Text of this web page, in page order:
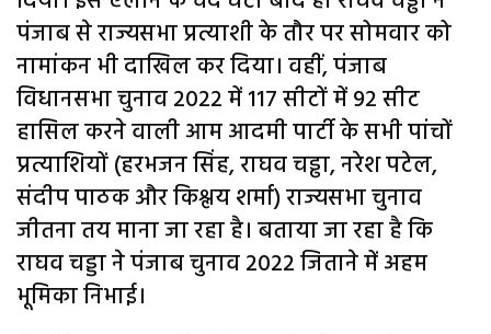
पंजाब से राज्यसभा प्रत्याशी के तौर पर सोमवार को
नामांकन भी दाखिल कर दिया। वहीं, पंजाब
विधानसभा चुनाव 2022 में 117 सीटों में 92 सीट
हासिल करने वाली आम आदमी पार्टी के सभी पांचों
प्रत्याशियों (हरभजन सिंह, राघव चड्ढा, नरेश पटेल,
संदीप पाठक और किश्लय शर्मा) राज्यसभा चुनाव
जीतना तय माना जा रहा है। बताया जा रहा है कि
राघव चड्डा ने पंजाब चुनाव 2022 जिताने में अहम
भूमिका निभाई।